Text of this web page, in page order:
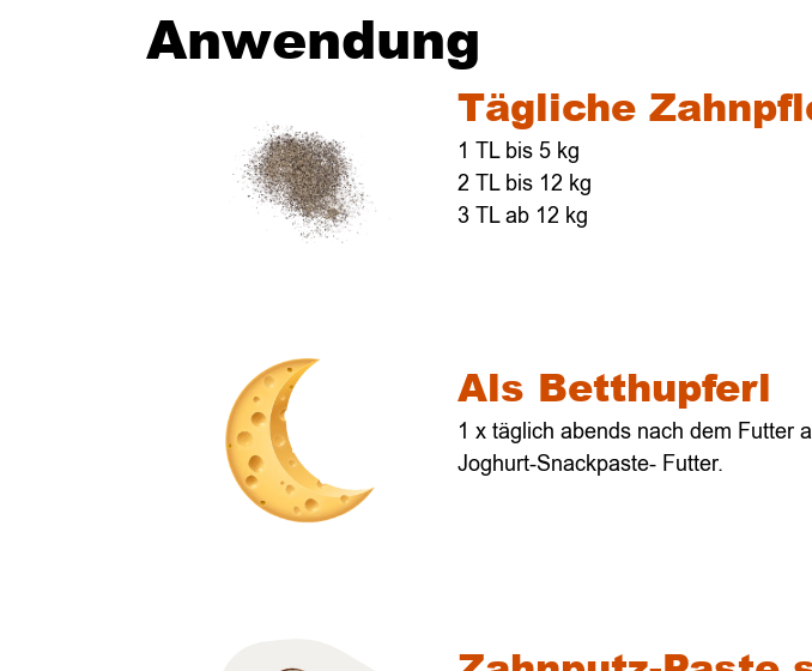
Anwendung
Tägliche
1 TL bis 5 kg
2 TL bis 12 kg
3 TL ab 12 kg
Als Betthupferl
1 x täglich abends nach dem Futter
Joghurt-Snackpaste- Futter.